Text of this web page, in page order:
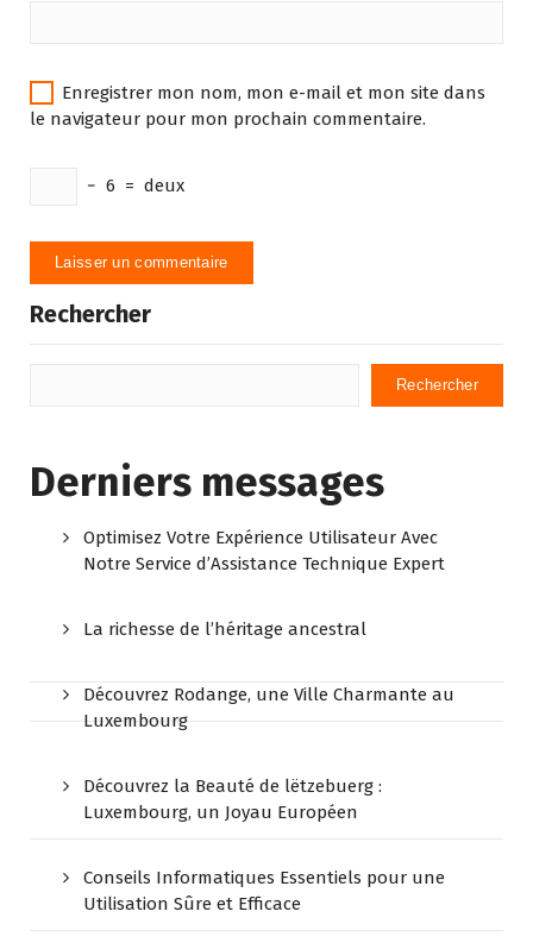
Enregistrer mon nom, mon e-mail et mon site dans
le navigateur pour mon prochain commentaire.
− 6 = deux
Rechercher
Rechercher
Derniers messages
Optimisez Votre Expérience Utilisateur Avec
Notre Service d’Assistance Technique Expert
La richesse de l’héritage ancestral
Découvrez Rodange, une Ville Charmante au
Luxembourg
Découvrez la Beauté de lëtzebuerg :
Luxembourg, un Joyau Européen
Conseils Informatiques Essentiels pour une
Utilisation Sûre et Efficace